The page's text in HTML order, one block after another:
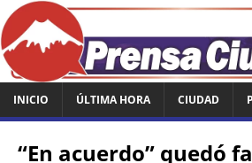
INICIO ÚLTIMA HORA CIUDAD
“En acuerdo” quedó